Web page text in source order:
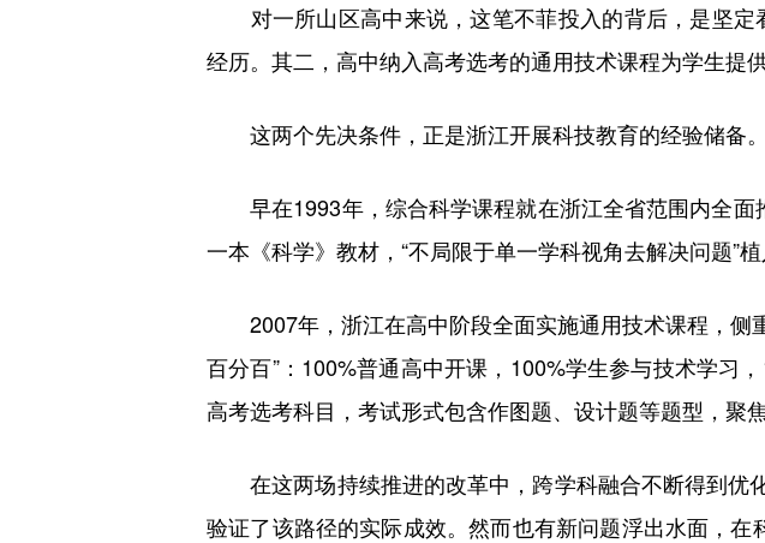
对一所山区高中来说，这笔不菲投入的背后，是坚定
经历。其二，高中纳入高考选考的通用技术课程为学生提
这两个先决条件，正是浙江开展科技教育的经验储备。
早在1993年，综合科学课程就在浙江全省范围内全面
一本《科学》教材，“不局限于单一学科视角去解决问题”植
2007年，浙江在高中阶段全面实施通用技术课程，侧
百分百”：100%普通高中开课，100%学生参与技术学习
高考选考科目，考试形式包含作图题、设计题等题型，聚
在这两场持续推进的改革中，跨学科融合不断得到优
验证了该路径的实际成效。然而也有新问题浮出水面，